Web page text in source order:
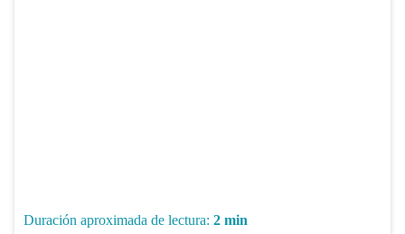
Duración aproximada de lectura: 2 min